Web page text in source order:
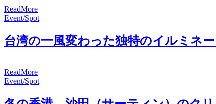
ReadMore
Event/Spot
台湾の一風変わった独特のイルミネ
ReadMore
Event/Spot